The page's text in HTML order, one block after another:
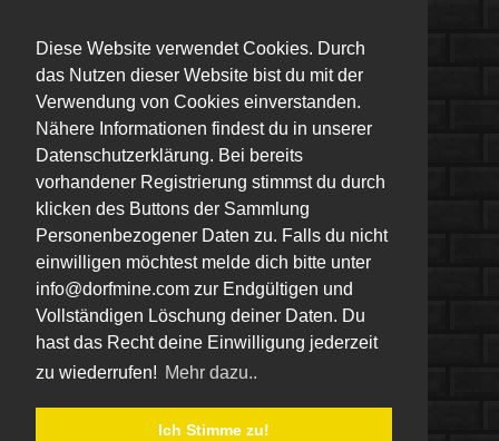
Diese Website verwendet Cookies. Durch
das Nutzen dieser Website bist du mit der
Verwendung von Cookies einverstanden.
Nähere Informationen findest du in unserer
Datenschutzerklärung. Bei bereits
vorhandener Registrierung stimmst du durch
klicken des Buttons der Sammlung
Personenbezogener Daten zu. Falls du nicht
einwilligen möchtest melde dich bitte unter
info@dorfmine.com zur Endgültigen und
Vollständigen Löschung deiner Daten. Du
hast das Recht deine Einwilligung jederzeit
zu wiederrufen! Mehr dazu..
Ich Stimme zu!